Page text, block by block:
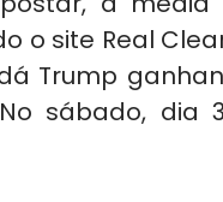
site Real
Trump
sábado, dia